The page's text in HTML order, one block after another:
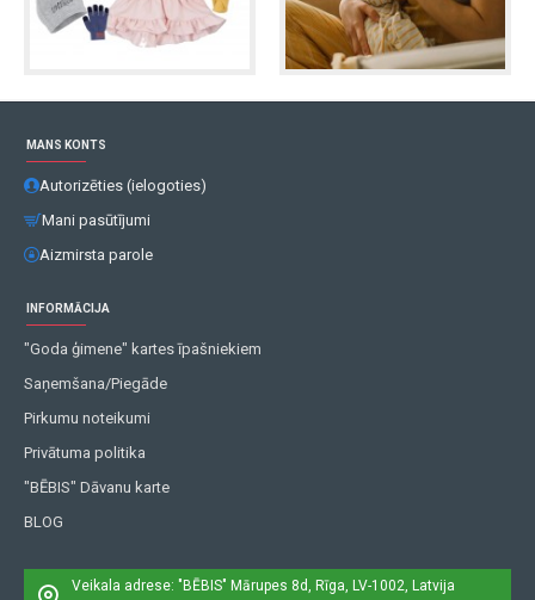
MANS KONTS
Autorizēties (ielogoties)
Mani pasūtījumi
Aizmirsta parole
INFORMĀCIJA
"Goda ģimene" kartes īpašniekiem
Saņemšana/Piegāde
Pirkumu noteikumi
Privātuma politika
"BĒBIS" Dāvanu karte
BLOG
Veikala adrese: "BĒBIS" Mārupes 8d, Rīga, LV-1002, Latvija